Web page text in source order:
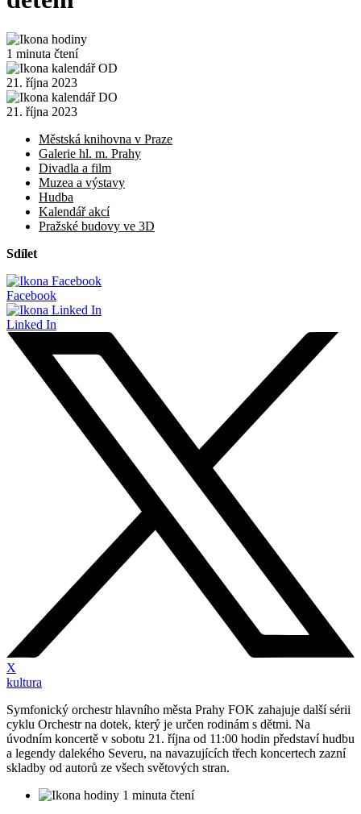
1 minuta čtení
21. října 2023
21. října 2023
Městská knihovna v Praze
Galerie hl. m. Prahy
Divadla a film
Muzea a výstavy
Hudba
Kalendář akcí
Pražské budovy ve 3D
Sdílet
Facebook
Linked In
X
kultura
Symfonický orchestr hlavního města Prahy FOK zahajuje další sérii
cyklu Orchestr na dotek, který je určen rodinám s dětmi. Na
úvodním koncertě v sobotu 21. října od 11:00 hodin představí hudbu
a legendy dalekého Severu, na navazujících třech koncertech zazní
skladby od autorů ze všech světových stran.
1 minuta čtení